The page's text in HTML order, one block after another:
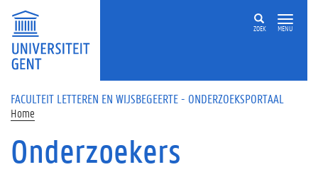
Overslaan en naar de inhoud gaan
ZOEK MENU
FACULTEIT LETTEREN EN WIJSBEGEERTE - ONDERZOEKSPORTAAL
Home
Onderzoekers